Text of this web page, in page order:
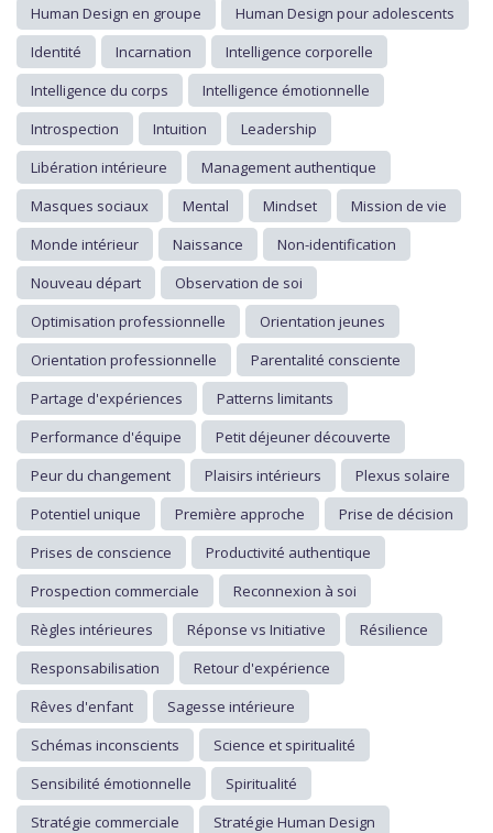
Human Design en groupe
Human Design pour adolescents
Identité
Incarnation
Intelligence corporelle
Intelligence du corps
Intelligence émotionnelle
Introspection
Intuition
Leadership
Libération intérieure
Management authentique
Masques sociaux
Mental Mindset
Mission de vie
Monde intérieur
Naissance
Non-identification
Nouveau départ
Observation de soi
Optimisation professionnelle
Orientation jeunes
Orientation professionnelle
Parentalité consciente
Partage d'expériences
Patterns limitants
Performance d'équipe
Petit déjeuner découverte
Peur du changement
Plaisirs intérieurs
Plexus solaire
Potentiel unique
Première approche
Prise de décision
Prises de conscience
Productivité authentique
Prospection commerciale
Reconnexion à soi
Règles intérieures
Réponse vs Initiative
Résilience
Responsabilisation
Retour d'expérience
Rêves d'enfant
Sagesse intérieure
Schémas inconscients
Science et spiritualité
Sensibilité émotionnelle
Spiritualité
Stratégie commerciale
Stratégie Human Design